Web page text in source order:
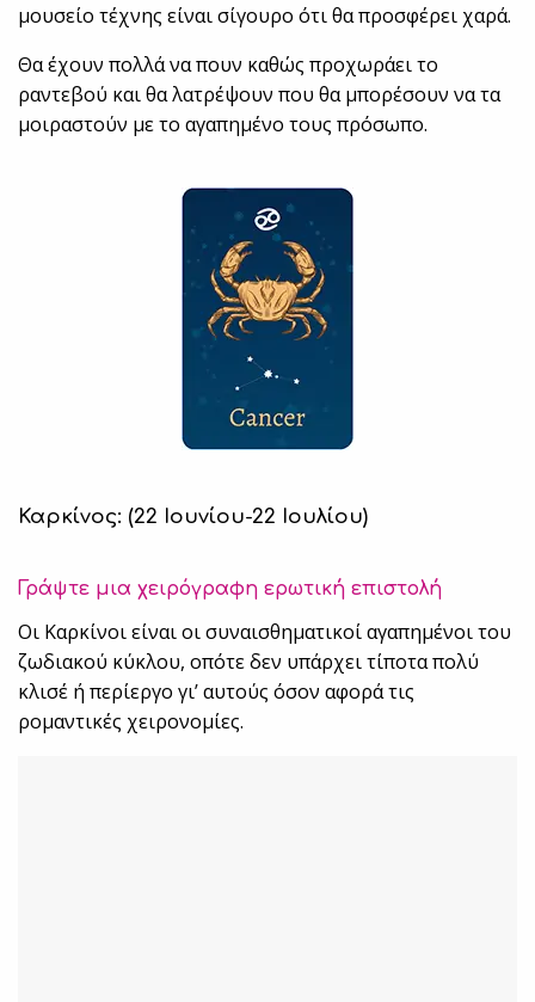
μουσείο τέχνης είναι σίγουρο ότι θα προσφέρει χαρά.
Θα έχουν πολλά να πουν καθώς προχωράει το
ραντεβού και θα λατρέψουν που θα μπορέσουν να τα
μοιραστούν με το αγαπημένο τους πρόσωπο.
Καρκίνος: (22 Ιουνίου-22 Ιουλίου)
Γράψτε μια χειρόγραφη ερωτική επιστολή
Οι Καρκίνοι είναι οι συναισθηματικοί αγαπημένοι του
ζωδιακού κύκλου, οπότε δεν υπάρχει τίποτα πολύ
κλισέ ή περίεργο γι’ αυτούς όσον αφορά τις
ρομαντικές χειρονομίες.